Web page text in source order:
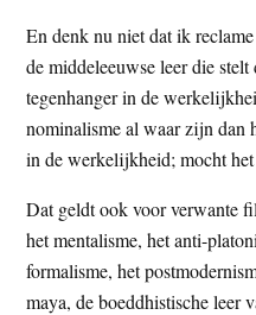
En denk nu niet dat ik
de middeleeuwse leer die
tegenhanger in de
nominalisme al waar zijn dan
in de werkelijkheid; mocht
Dat geldt ook voor verwante
het mentalisme, het anti-
formalisme, het
maya, de boeddhistische leer